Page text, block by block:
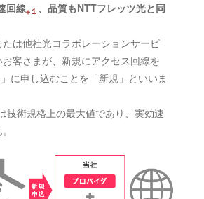
回線※１ 、品質もNTTフレッツ光と同
は他社光コラボレーションサービ
客さまが、新規にアクセス回線を
に申し込むことを「新規」といいま
技術規格上の最大値であり、実効速